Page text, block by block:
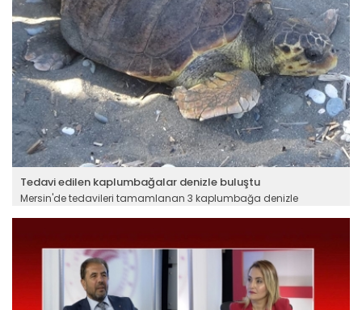
Tedavi edilen kaplumbağalar denizle buluştu
Mersin'de tedavileri tamamlanan 3 kaplumbağa denizle